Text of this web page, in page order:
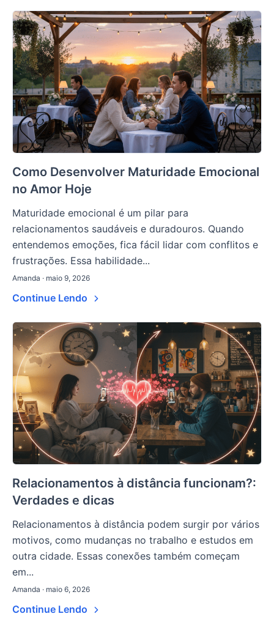
Como Desenvolver Maturidade Emocional
no Amor Hoje
Maturidade emocional é um pilar para
relacionamentos saudáveis e duradouros. Quando
entendemos emoções, fica fácil lidar com conflitos e
frustrações. Essa habilidade...
Amanda · maio 9, 2026
Continue Lendo
Relacionamentos à distância funcionam?:
Verdades e dicas
Relacionamentos à distância podem surgir por vários
motivos, como mudanças no trabalho e estudos em
outra cidade. Essas conexões também começam
em...
Amanda · maio 6, 2026
Continue Lendo